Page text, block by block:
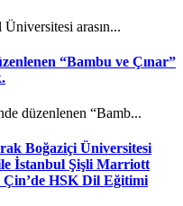
arasın...
“Bambu ve Çınar”
düzenlenen “Bamb...
Boğaziçi Üniversitesi
İstanbul Şişli Marriott
Çin’de HSK Dil Eğitimi